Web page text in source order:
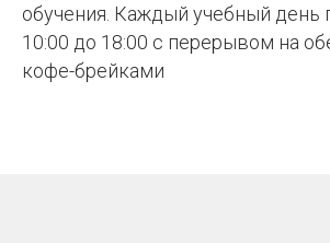
обучения. Каждый учебный день
10:00 до 18:00 с перерывом на
кофе-брейками